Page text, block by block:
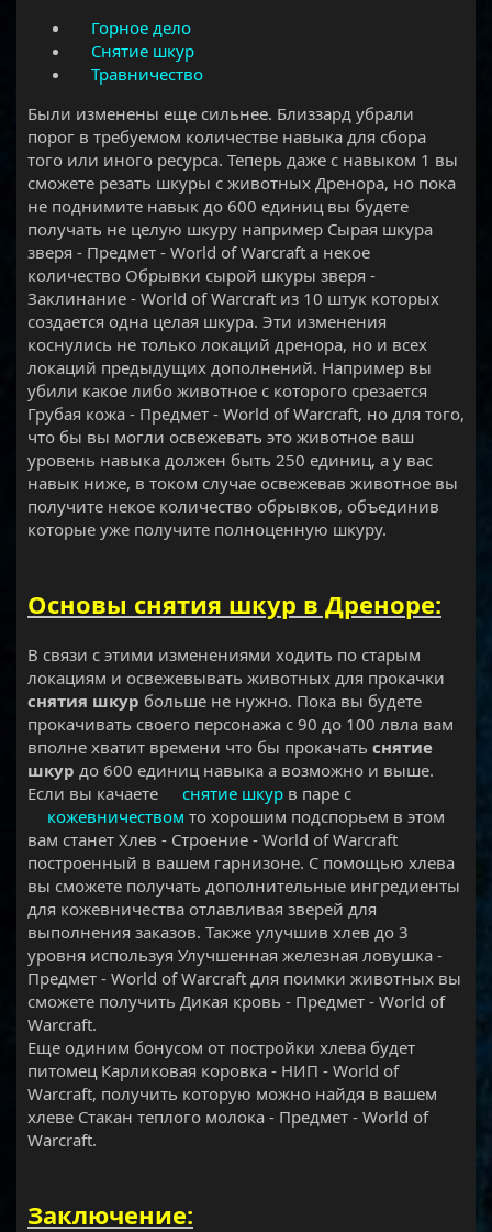
Горное дело
Снятие шкур
Травничество
Были изменены еще сильнее. Близзард убрали
порог в требуемом количестве навыка для сбора
того или иного ресурса. Теперь даже с навыком 1 вы
сможете резать шкуры с животных Дренора, но пока
не поднимите навык до 600 единиц вы будете
получать не целую шкуру например Сырая шкура
зверя - Предмет - World of Warcraft а некое
количество Обрывки сырой шкуры зверя -
Заклинание - World of Warcraft из 10 штук которых
создается одна целая шкура. Эти изменения
коснулись не только локаций дренора, но и всех
локаций предыдущих дополнений. Например вы
убили какое либо животное с которого срезается
Грубая кожа - Предмет - World of Warcraft, но для того,
что бы вы могли освежевать это животное ваш
уровень навыка должен быть 250 единиц, а у вас
навык ниже, в током случае освежевав животное вы
получите некое количество обрывков, объединив
которые уже получите полноценную шкуру.
Основы снятия шкур в Дреноре:
В связи с этими изменениями ходить по старым
локациям и освежевывать животных для прокачки
снятия шкур больше не нужно. Пока вы будете
прокачивать своего персонажа с 90 до 100 лвла вам
вполне хватит времени что бы прокачать снятие
шкур до 600 единиц навыка а возможно и выше.
Если вы качаете
снятие шкур в паре с
кожевничеством то хорошим подспорьем в этом
вам станет Хлев - Строение - World of Warcraft
построенный в вашем гарнизоне. С помощью хлева
вы сможете получать дополнительные ингредиенты
для кожевничества отлавливая зверей для
выполнения заказов. Также улучшив хлев до 3
уровня используя Улучшенная железная ловушка -
Предмет - World of Warcraft для поимки животных вы
сможете получить Дикая кровь - Предмет - World of
Warcraft.
Еще одиним бонусом от постройки хлева будет
питомец Карликовая коровка - НИП - World of
Warcraft, получить которую можно найдя в вашем
хлеве Стакан теплого молока - Предмет - World of
Warcraft.
Заключение: